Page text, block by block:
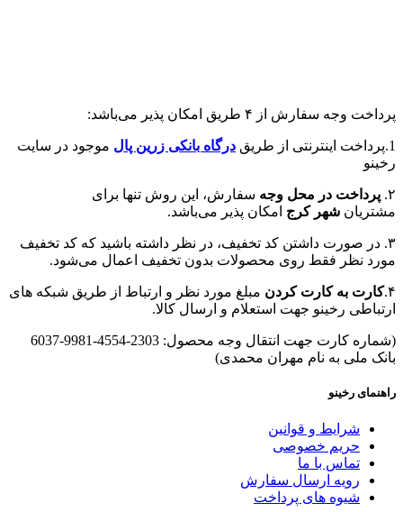
پرداخت وجه سفارش از ۴ طریق امکان پذیر می‌باشد:
1.پرداخت اینترنتی از طریق درگاه‌ بانکی زرین پال موجود در سایت
رخینو
۲. پرداخت در محل وجه سفارش، این روش تنها برای
مشتریان شهر کرج امکان پذیر می‌باشد.
۳. در صورت داشتن کد تخفیف، در نظر داشته باشید که کد تخفیف
مورد نظر فقط روی محصولات بدون تخفیف اعمال می‌شود.
۴. کارت به کارت کردن مبلغ مورد نظر و ارتباط از طریق شبکه های
ارتباطی رخینو جهت استعلام و ارسال کالا.
(شماره کارت جهت انتقال وجه محصول: 2303-4554-9981-6037
بانک ملی به نام مهران محمدی)
راهنمای رخینو
شرایط و قوانین
حریم خصوصی
تماس با ما
رویه ارسال سفارش
شیوه های پرداخت